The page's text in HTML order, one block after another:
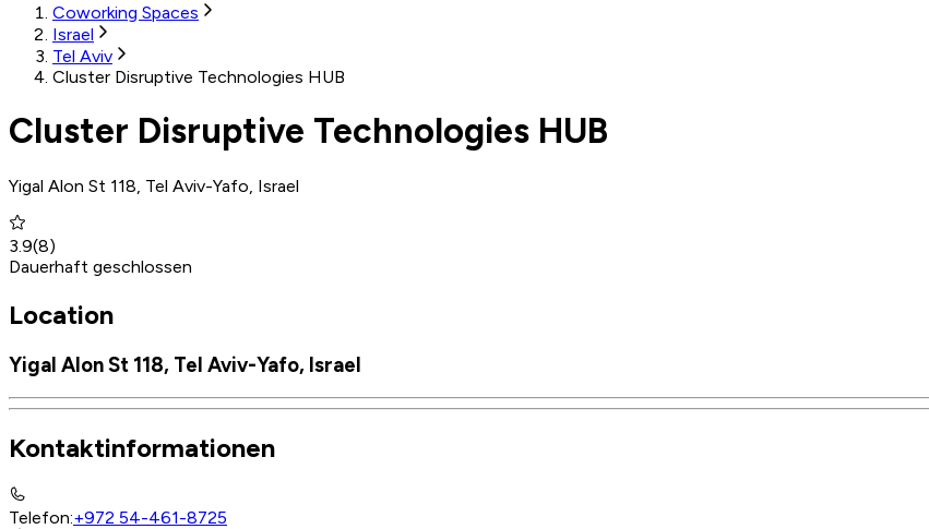
Coworking Spaces
Israel
Tel Aviv
Cluster Disruptive Technologies HUB
Cluster Disruptive Technologies HUB
Yigal Alon St 118, Tel Aviv-Yafo, Israel
3.9(8)
Dauerhaft geschlossen
Location
Yigal Alon St 118, Tel Aviv-Yafo, Israel
Kontaktinformationen
Telefon:+972 54-461-8725